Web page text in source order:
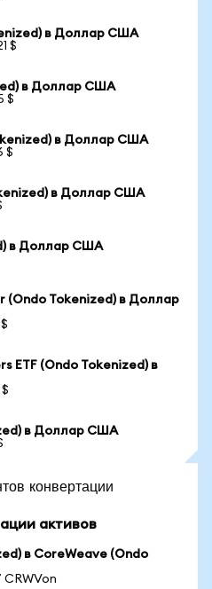
в Доллар США
$
в Доллар США
$
в Доллар США
$
в Доллар США
в Доллар США
(Ondo Tokenized) в Доллар
ETF (Ondo Tokenized) в
в Доллар США
конвертации
активов
в CoreWeave (Ondo
CRWVon